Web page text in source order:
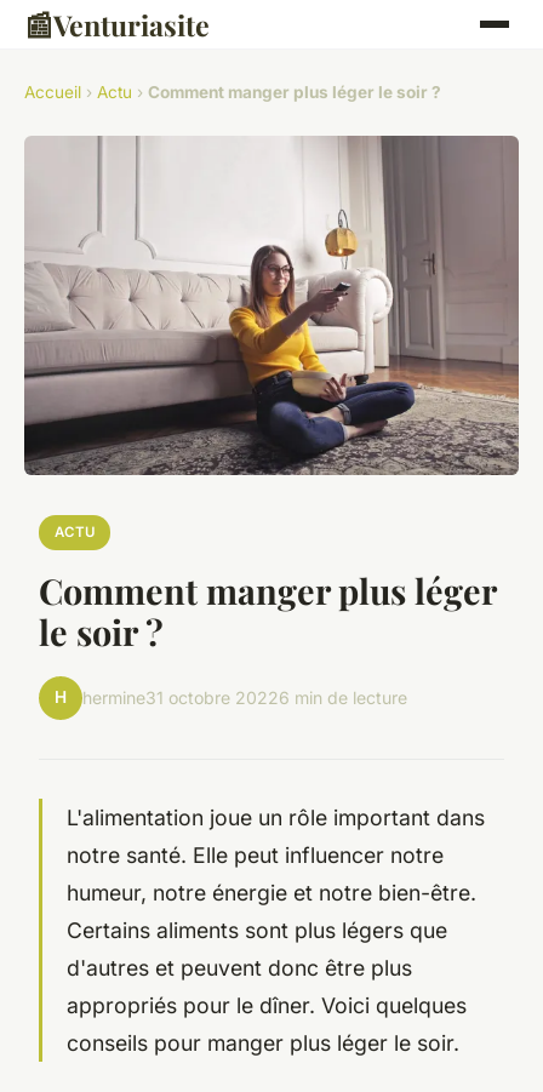
📰Venturiasite
Accueil › Actu › Comment manger plus léger le soir ?
ACTU
Comment manger plus léger
le soir ?
H hermine31 octobre 20226 min de lecture
L'alimentation joue un rôle important dans
notre santé. Elle peut influencer notre
humeur, notre énergie et notre bien-être.
Certains aliments sont plus légers que
d'autres et peuvent donc être plus
appropriés pour le dîner. Voici quelques
conseils pour manger plus léger le soir.